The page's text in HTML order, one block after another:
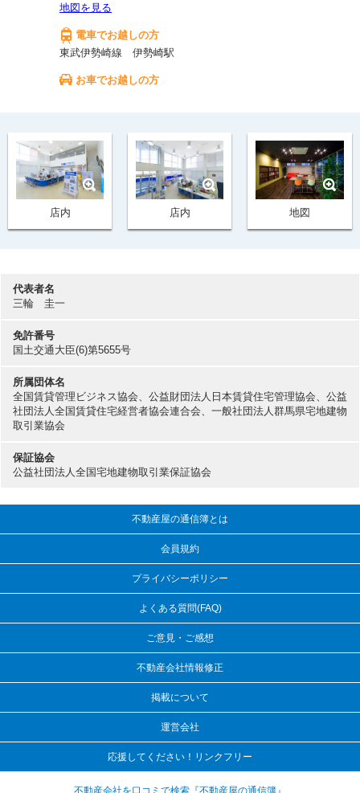
地図を見る
電車でお越しの方
東武伊勢崎線 伊勢崎駅
お車でお越しの方
店内 店内 地図
代表者名
三輪 圭一
免許番号
国土交通大臣(6)第5655号
所属団体名
全国賃貸管理ビジネス協会、公益財団法人日本賃貸住宅管理協会、公益
社団法人全国賃貸住宅経営者協会連合会、一般社団法人群馬県宅地建物
取引業協会
保証協会
公益社団法人全国宅地建物取引業保証協会
不動産屋の通信簿とは
会員規約
プライバシーポリシー
よくある質問(FAQ)
ご意見・ご感想
不動産会社情報修正
掲載について
運営会社
応援してください！リンクフリー
不動産会社を口コミで検索『不動産屋の通信簿』